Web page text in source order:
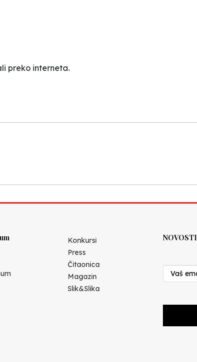
preko interneta.
Konkursi
Press
Čitaonica
Magazin
Slik&Slika
NOVOSTI